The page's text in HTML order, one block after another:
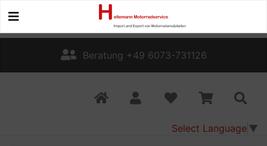
Beratung +49 6073-731126
Select Language ▼